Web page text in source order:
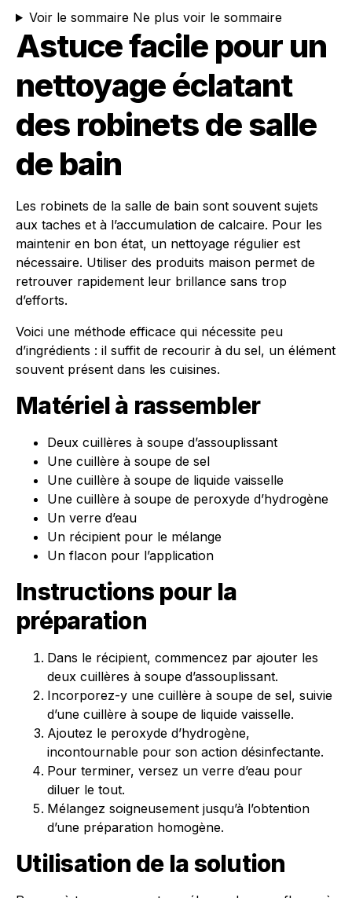
Voir le sommaire Ne plus voir le sommaire
Astuce facile pour un
nettoyage éclatant
des robinets de salle
de bain
Les robinets de la salle de bain sont souvent sujets
aux taches et à l’accumulation de calcaire. Pour les
maintenir en bon état, un nettoyage régulier est
nécessaire. Utiliser des produits maison permet de
retrouver rapidement leur brillance sans trop
d’efforts.
Voici une méthode efficace qui nécessite peu
d’ingrédients : il suffit de recourir à du sel, un élément
souvent présent dans les cuisines.
Matériel à rassembler
Deux cuillères à soupe d’assouplissant
Une cuillère à soupe de sel
Une cuillère à soupe de liquide vaisselle
Une cuillère à soupe de peroxyde d’hydrogène
Un verre d’eau
Un récipient pour le mélange
Un flacon pour l’application
Instructions pour la
préparation
Dans le récipient, commencez par ajouter les
deux cuillères à soupe d’assouplissant.
Incorporez-y une cuillère à soupe de sel, suivie
d’une cuillère à soupe de liquide vaisselle.
Ajoutez le peroxyde d’hydrogène,
incontournable pour son action désinfectante.
Pour terminer, versez un verre d’eau pour
diluer le tout.
Mélangez soigneusement jusqu’à l’obtention
d’une préparation homogène.
Utilisation de la solution